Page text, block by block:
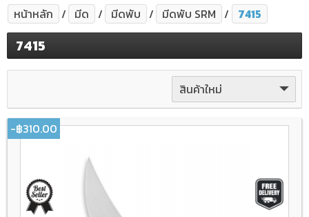
หน้าหลัก มีด มีดพับ มีดพับ SRM 7415
7415
สินค้าใหม่
-฿310.00